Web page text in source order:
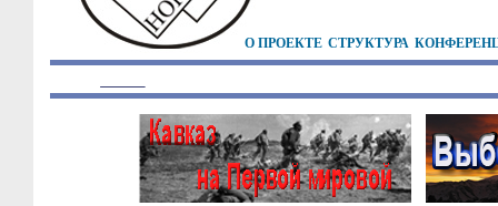
О ПРОЕКТЕ СТРУКТУРА